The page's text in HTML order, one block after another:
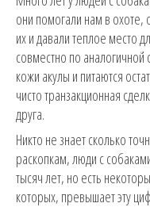
они помогали нам в охоте,
их и давали теплое место
совместно по
кожи акулы и питаются
чисто транзакционная
друга.
Никто не знает сколько
раскопкам, люди с
тысяч лет, но есть
которых, превышает эту